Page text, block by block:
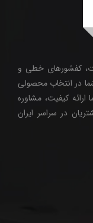
کفشورهای خطی و
در انتخاب محصولی
کیفیت، مشاوره
در سراسر ایران